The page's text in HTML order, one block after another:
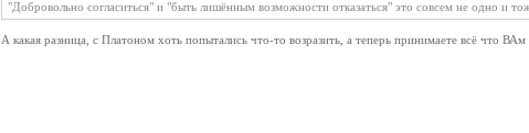
"Добровольно согласиться" и "быть лишённым возможности отказаться" это совсем не одно и
А какая разница, с Платоном хоть попытались что-то возразить, а теперь принимаете всё что